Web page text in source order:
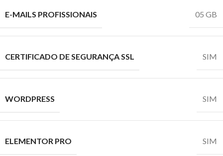
E-MAILS PROFISSIONAIS 05 GB
CERTIFICADO DE SEGURANÇA SSL SIM
WORDPRESS SIM
ELEMENTOR PRO SIM